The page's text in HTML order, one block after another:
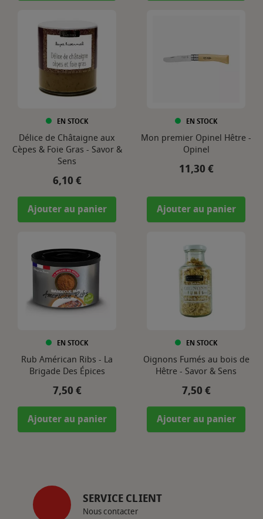
EN STOCK
Délice de Châtaigne aux
Cèpes & Foie Gras - Savor &
Sens
Prix
6,10 €
Ajouter au panier
EN STOCK
Mon premier Opinel Hêtre -
Opinel
Prix
11,30 €
Ajouter au panier
EN STOCK
Rub Américan Ribs - La
Brigade Des Épices
Prix
7,50 €
Ajouter au panier
EN STOCK
Oignons Fumés au bois de
Hêtre - Savor & Sens
Prix
7,50 €
Ajouter au panier
SERVICE CLIENT
Nous contacter